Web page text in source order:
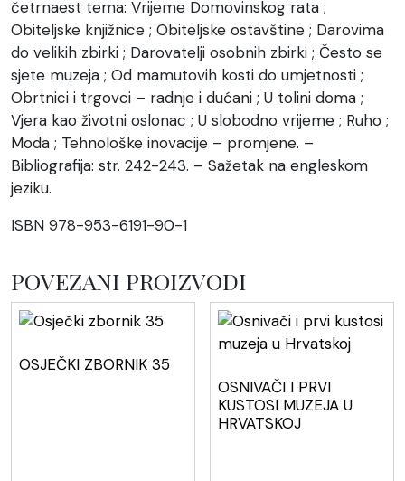
četrnaest tema: Vrijeme Domovinskog rata ;
Obiteljske knjižnice ; Obiteljske ostavštine ; Darovima
do velikih zbirki ; Darovatelji osobnih zbirki ; Često se
sjete muzeja ; Od mamutovih kosti do umjetnosti ;
Obrtnici i trgovci – radnje i dućani ; U tolini doma ;
Vjera kao životni oslonac ; U slobodno vrijeme ; Ruho ;
Moda ; Tehnološke inovacije – promjene. –
Bibliografija: str. 242-243. – Sažetak na engleskom
jeziku.
ISBN 978-953-6191-90-1
POVEZANI PROIZVODI
OSJEČKI ZBORNIK 35
OSNIVAČI I PRVI
KUSTOSI MUZEJA U
HRVATSKOJ